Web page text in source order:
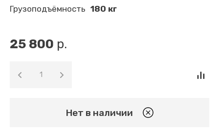
Грузоподъёмность 180 кг
25 800 р.
Нет в наличии